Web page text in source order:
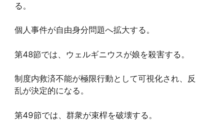
る。
個人事件が自由身分問題へ拡大する。
第48節では、ウェルギニウスが娘を殺害する。
制度内救済不能が極限行動として可視化され、反
乱が決定的になる。
第49節では、群衆が束桿を破壊する。